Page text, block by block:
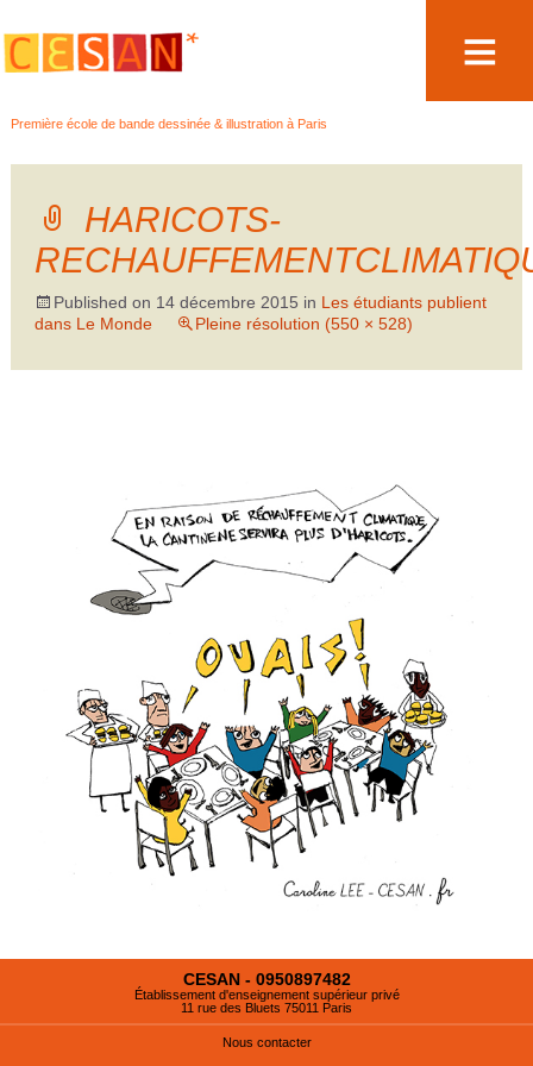
Première école de bande dessinée & illustration à Paris
au
HARICOTS-
Published on 14 décembre 2015 in Les étudiants publient
dans Le Monde
Pleine résolution (550 × 528)
CESAN - 0950897482
Établissement d'enseignement supérieur privé
11 rue des Bluets 75011 Paris
Nous contacter